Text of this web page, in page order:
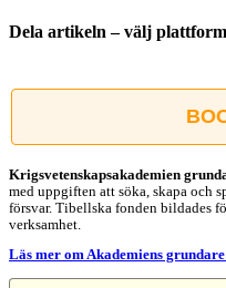
Dela artikeln – välj
post
Krigsvetenskap­sakademien
med uppgiften att söka, skapa och
försvar. Tibellska fonden bildades
verksamhet.
Läs mer om Akademiens grundare